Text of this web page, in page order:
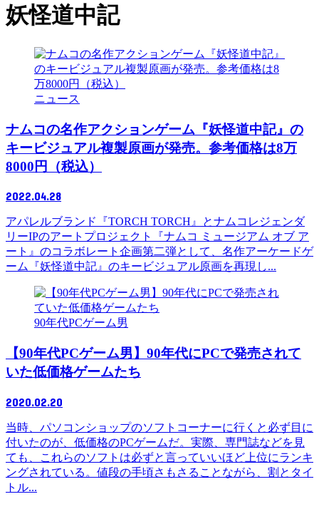
妖怪道中記
ニュース
ナムコの名作アクションゲーム『妖怪道中記』の
キービジュアル複製原画が発売。参考価格は8万
8000円（税込）
2022.04.28
アパレルブランド『TORCH TORCH』とナムコレジェンダ
リーIPのアートプロジェクト『ナムコ ミュージアム オブ ア
ート』のコラボレート企画第二弾として、名作アーケードゲ
ーム『妖怪道中記』のキービジュアル原画を再現し...
90年代PCゲーム男
【90年代PCゲーム男】90年代にPCで発売されて
いた低価格ゲームたち
2020.02.20
当時、パソコンショップのソフトコーナーに行くと必ず目に
付いたのが、低価格のPCゲームだ。実際、専門誌などを見
ても、これらのソフトは必ずと言っていいほど上位にランキ
ングされている。値段の手頃さもさることながら、割とタイ
トル...